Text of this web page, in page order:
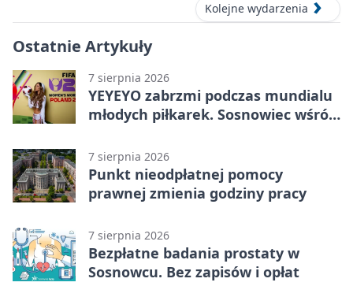
Kolejne wydarzenia
Ostatnie Artykuły
7 sierpnia 2026
YEYEYO zabrzmi podczas mundialu
młodych piłkarek. Sosnowiec wśród
7 sierpnia 2026
Punkt nieodpłatnej pomocy
prawnej zmienia godziny pracy
7 sierpnia 2026
Bezpłatne badania prostaty w
Sosnowcu. Bez zapisów i opłat